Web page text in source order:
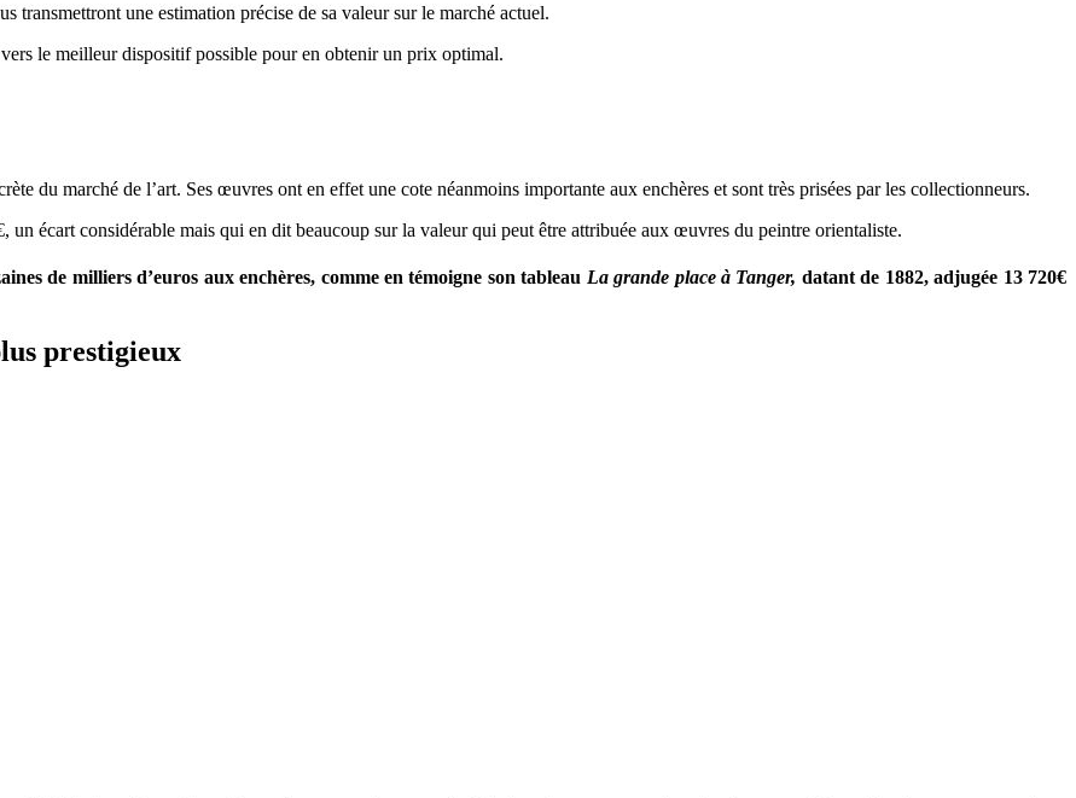
transmettront une estimation précise de sa valeur sur le marché actuel.
le meilleur dispositif possible pour en obtenir un prix optimal.
du marché de l’art. Ses œuvres ont en effet une cote néanmoins importante aux enchères et sont très prisées par les collectionneurs.
un écart considérable mais qui en dit beaucoup sur la valeur qui peut être attribuée aux œuvres du peintre orientaliste.
de milliers d’euros aux enchères, comme en témoigne son tableau La grande place à Tanger, datant de 1882, adjugée 13 720€
prestigieux